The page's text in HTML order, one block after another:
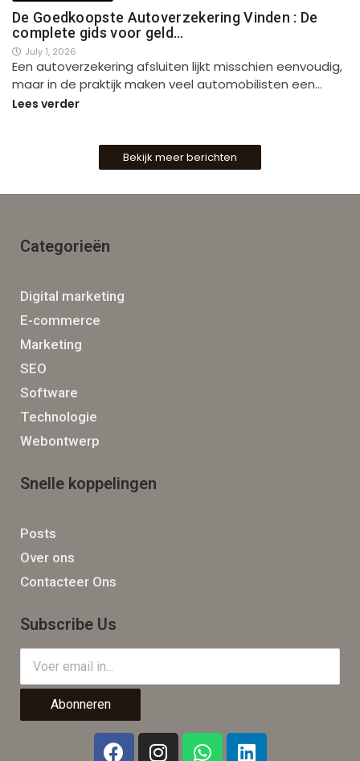
De Goedkoopste Autoverzekering Vinden : De
complete gids voor geld…
July 1, 2026
Een autoverzekering afsluiten lijkt misschien eenvoudig,
maar in de praktijk maken veel automobilisten een…
Lees verder
Bekijk meer berichten
Categorieën
Digital marketing
E-commerce
Marketing
SEO
Software
Technologie
Webontwerp
Snelle koppelingen
Posts
Over ons
Contacteer Ons
Subscribe Us
Abonneren